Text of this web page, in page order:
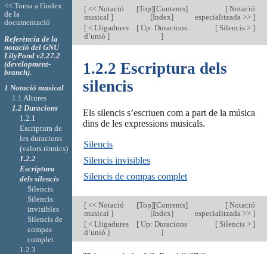
[<< Notació
musical ]
[Top][Contents]
[Index]
[Notació
especialitzada >> ]
[< Lligadures
d’unió ]
[ Up: Duracions
]
[Silencis > ]
1.2.2 Escriptura dels
silencis
Els silencis s’escriuen com a part de la música
dins de les expressions musicals.
Silencis
Silencis invisibles
Silencis de compas complet
[<< Notació
musical ]
[Top][Contents]
[Index]
[Notació
especialitzada >> ]
[< Lligadures
d’unió ]
[ Up: Duracions
]
[Silencis > ]
<< Torna a l'índex
de la
documentació
Referència de la
notació del GNU
LilyPond v2.27.2
(development-
branch).
1 Notació musical
1.1 Altures
1.2 Duracions
1.2.1
Escriptura de
les duracions
(valors rítmics)
1.2.2
Escriptura
dels silencis
Silencis
Silencis
invisibles
Silencis de
compas
complet
1.2.3